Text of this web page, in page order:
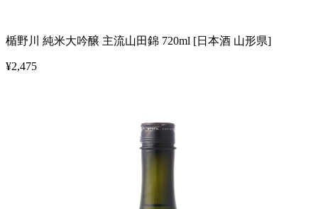
楯野川 純米大吟醸 主流山田錦 720ml [日本酒 山形県]
¥2,475